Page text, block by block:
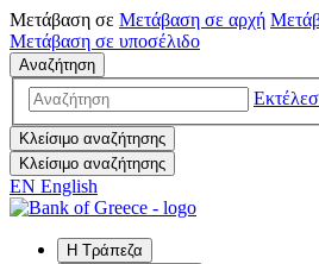
Μετάβαση σε Μετάβαση σε αρχή
Μετάβαση σε υποσέλιδο
Αναζήτηση
Κλείσιμο αναζήτησης
Κλείσιμο αναζήτησης
EN English
Η Τράπεζα